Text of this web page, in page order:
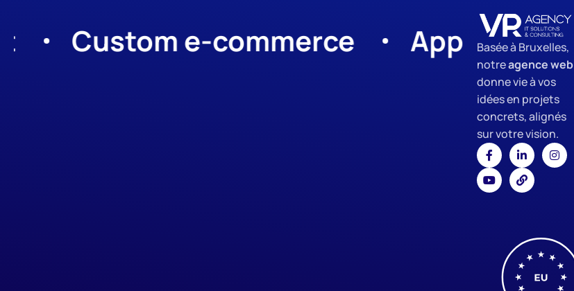
e-commerce App Development
Basée à Bruxelles,
notreagence web
donne vie à vos
idées en projets
concrets, alignés
sur votre vision.